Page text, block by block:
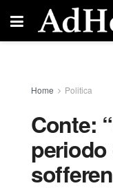
Home Politica
Conte: